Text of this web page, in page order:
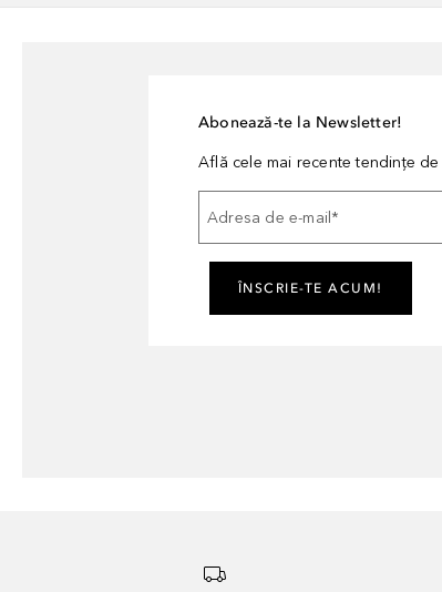
Abonează-te la Newsletter!
Află cele mai recente tendințe
Adresa de e-mail *
ÎNSCRIE-TE ACUM!